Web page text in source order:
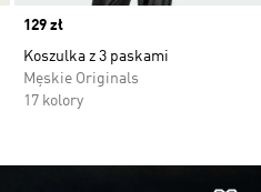
Price
129 zł
Koszulka z 3 paskami
Męskie Originals
17 kolory